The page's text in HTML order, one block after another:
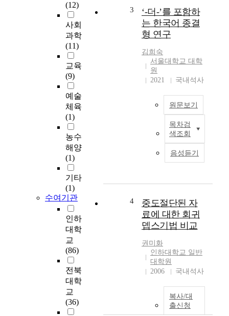
(12)
사회
과학
(11)
교육
(9)
예술
체육
(1)
농수
해양
(1)
기타
(1)
수여기관
인하
대학
교
(86)
전북
대학
교
(36)
원
i
3
‘-더-’를 포함하
는 한국어 종결
형 연구
김희숙
서울대학교 대학
원
2021
국내석사
원문보기
목차검
색조회
음성듣기
4
중도절단된 자
료에 대한 회귀
뎁스기법 비교
권미화
인하대학교 일반
대학원
2006
국내석사
복사/대
출신청